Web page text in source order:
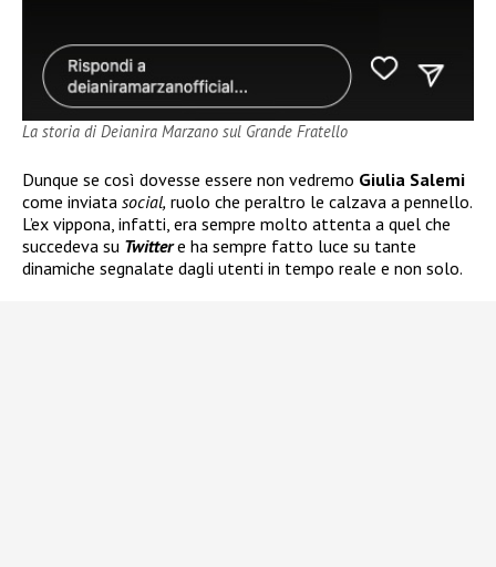
La storia di Deianira Marzano sul Grande Fratello
Dunque se così dovesse essere non vedremo Giulia Salemi
come inviata social, ruolo che peraltro le calzava a pennello.
L’ex vippona, infatti, era sempre molto attenta a quel che
succedeva su Twittere ha sempre fatto luce su tante
dinamiche segnalate dagli utenti in tempo reale e non solo.